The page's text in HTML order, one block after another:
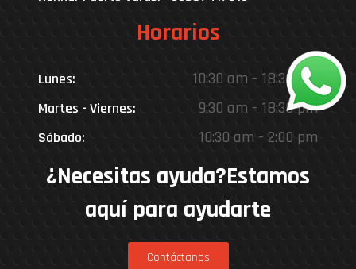
Horarios
Lunes: 10:30 am - 18:30 pm
Martes - Viernes: 9:30 am - 18:30 pm
Sábado: 10:30 am - 2:00 pm
¿Necesitas ayuda?Estamos
aquí para ayudarte
Contáctanos